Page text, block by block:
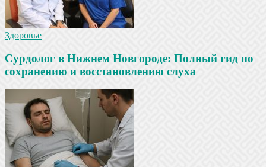
Здоровье
Сурдолог в Нижнем Новгороде: Полный гид по
сохранению и восстановлению слуха